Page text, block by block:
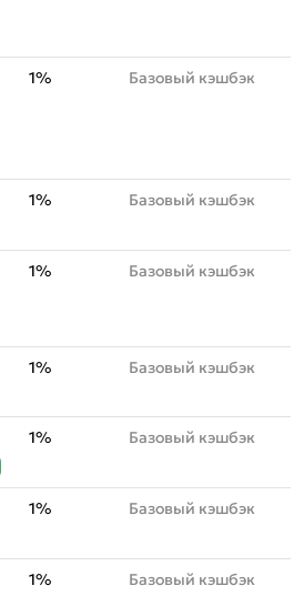
1% Базовый кэшбэк
1% Базовый кэшбэк
1% Базовый кэшбэк
1% Базовый кэшбэк
1% Базовый кэшбэк
1% Базовый кэшбэк
1% Базовый кэшбэк